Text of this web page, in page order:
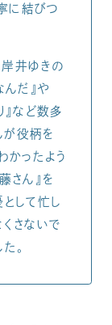
に結びつ
井ゆきの
んだ』や
』など数多
役柄を
かったよう
さん』を
して忙し
さないで
。